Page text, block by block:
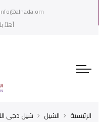
info@alnada.om
أهلاً
الرئيسية الشيل شيل دجى